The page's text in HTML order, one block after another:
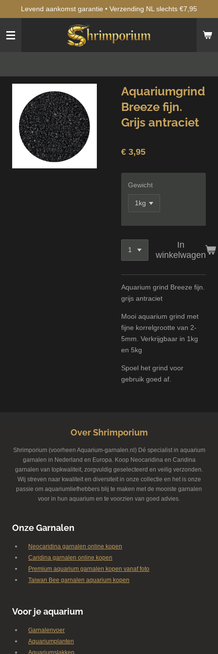
naar
hoofdinhoud
Levend aankomst garantie • Verzending NL slechts €7,95
Aquariumgrind
Breeze fijn.
Grijs antraciet
€ 3,95
Gewicht
In
winkelwagen
Aquarium grind Breeze fijn.
grijs antraciet
Mooi aquarium grind met
fijne korrelgrootte van 2-
5mm. Verkrijgbaar in 1kg
en 5kg
Spoel het grind voor
gebruik goed af.
Over Shrimporium
Shrimporium (voorheen Aquarium-garnalen.nl) Dé specialist in aquarium
garnalen in Nederland en Europa. Koop Neocaridina en Caridina
garnalen van topkwaliteit, zorgvuldig geselecteerd en veilig verzonden.
Wij streven naar kwaliteit en diversiteit in onze collectie en het is onze
passie om aquariumliefhebbers blij te maken met de mooiste garnalen
voor in hun aquarium en te voorzien van goed advies.
Onze Garnalen
Neocaridina garnalen online kopen
Caridina garnalen online kopen
Premium aquarium garnalen kopen vanaf foto
Taiwan Bee garnalen aquarium kopen
Voor je aquarium
Garnalenvoer
Aquariumplanten